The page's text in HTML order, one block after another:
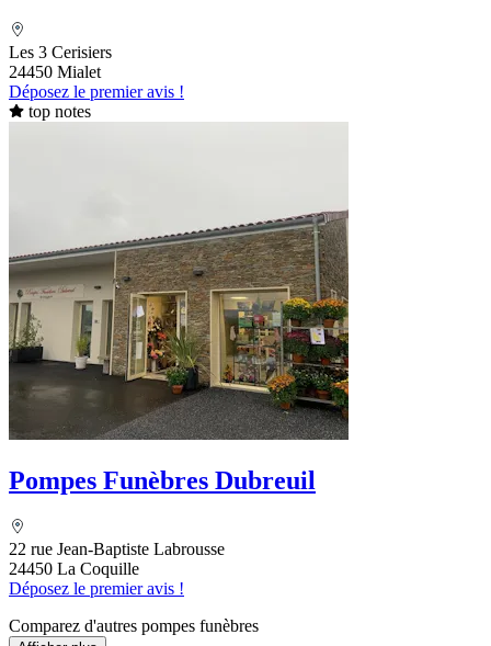
Les 3 Cerisiers
24450 Mialet
Déposez le premier avis !
top notes
Pompes Funèbres Dubreuil
22 rue Jean-Baptiste Labrousse
24450 La Coquille
Déposez le premier avis !
Comparez d'autres pompes funèbres